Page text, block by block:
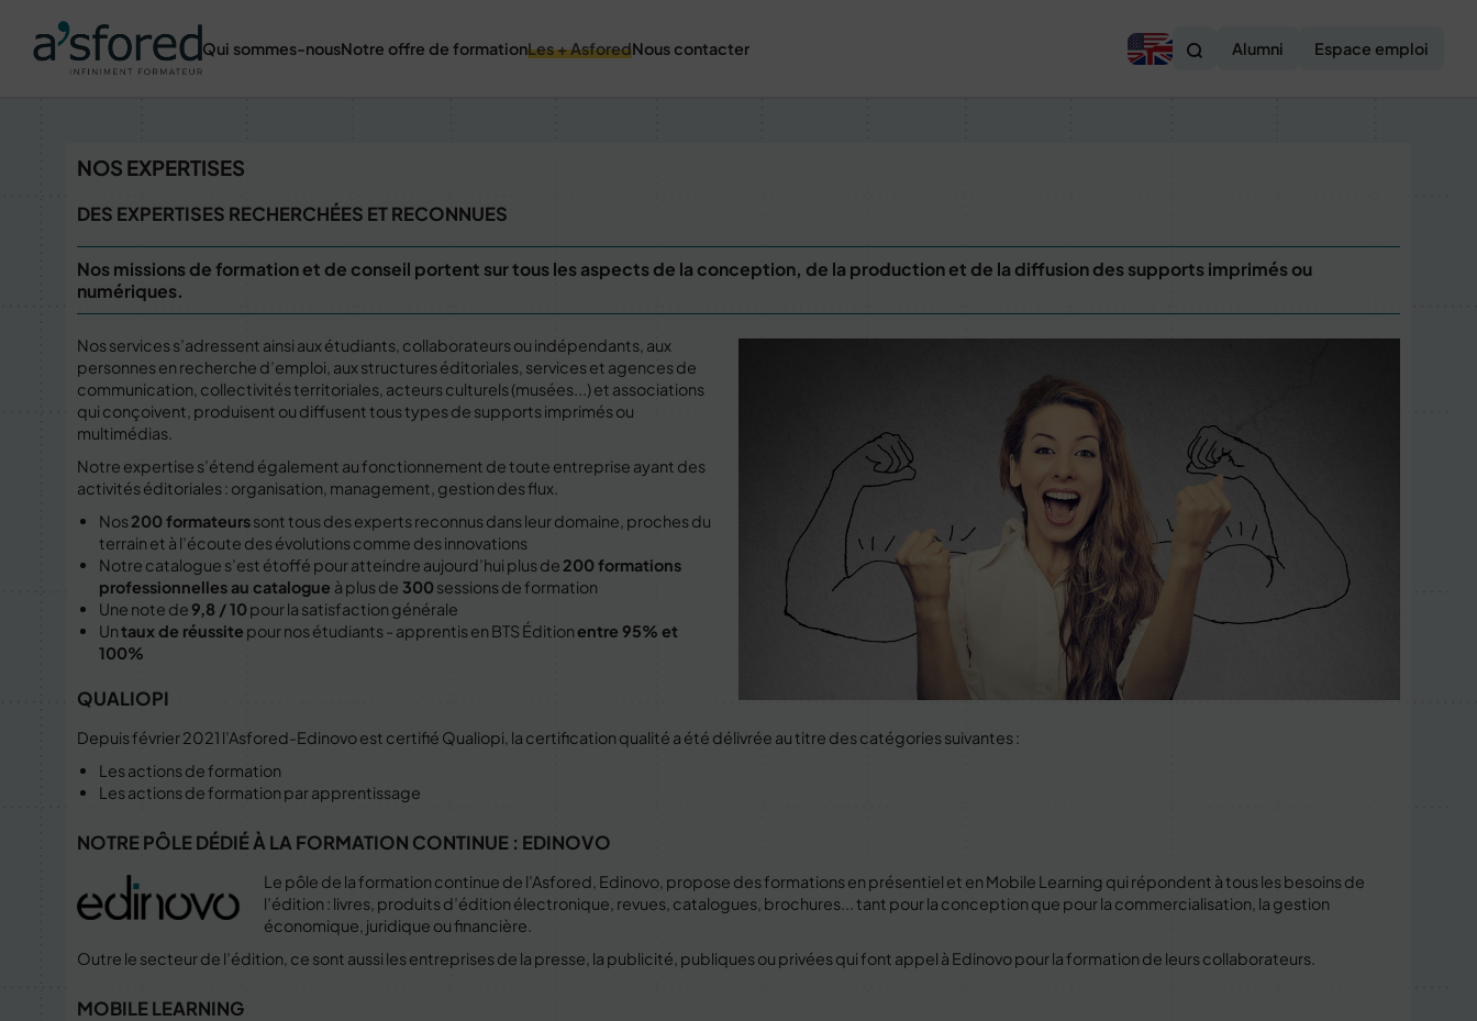
Qui sommes-nousNotre offre de formationLes + AsforedNous contacter Alumni Espace emploi
NOS EXPERTISES
DES EXPERTISES RECHERCHÉES ET RECONNUES
Nos missions de formation et de conseil portent sur tous les aspects de la conception, de la production et de la diffusion des supports imprimés ou
numériques.
Nos services s’adressent ainsi aux étudiants, collaborateurs ou indépendants, aux
personnes en recherche d’emploi, aux structures éditoriales, services et agences de
communication, collectivités territoriales, acteurs culturels (musées...) et associations
qui conçoivent, produisent ou diffusent tous types de supports imprimés ou
multimédias.
Notre expertise s’étend également au fonctionnement de toute entreprise ayant des
activités éditoriales : organisation, management, gestion des flux.
Nos200 formateurssont tous des experts reconnus dans leur domaine, proches du
terrain et à l’écoute des évolutions comme des innovations
Notre catalogue s’est étoffé pour atteindre aujourd’hui plus de 200 formations
professionnelles au catalogue à plus de 300sessions de formation
Une note de9,8 / 10pour la satisfaction générale
Untaux de réussite pour nos étudiants - apprentis en BTS Éditionentre 95% et
100%
QUALIOPI
Depuis février 2021 l’Asfored-Edinovo est certifié Qualiopi, la certification qualité a été délivrée au titre des catégories suivantes :
Les actions de formation
Les actions de formation par apprentissage
NOTRE PÔLE DÉDIÉ À LA FORMATION CONTINUE : EDINOVO
Le pôle de la formation continue de l’Asfored, Edinovo, propose des formations en présentiel et en Mobile Learning qui répondent à tous les besoins de
l’édition : livres, produits d’édition électronique, revues, catalogues, brochures... tant pour la conception que pour la commercialisation, la gestion
économique, juridique ou financière.
Outre le secteur de l’édition, ce sont aussi les entreprises de la presse, la publicité, publiques ou privées qui font appel à Edinovo pour la formation de leurs collaborateurs.
MOBILE LEARNING